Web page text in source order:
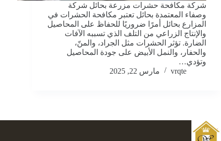
شركة مكافحة حشرات مزرعة بحائل شركة
وصفاء المعتمدة بحائل تعتبر مكافحة الحشرات في
المزارع بحائل أمرًا ضروريًا للحفاظ على المحاصيل
والإنتاج الزراعي من التلف الذي تسببه الآفات
الضارة. تؤثر الحشرات مثل الجراد، والمنّ،
والحفار، والنمل الأبيض على جودة المحاصيل
وتؤدي…
vrqte
مارس 22, 2025